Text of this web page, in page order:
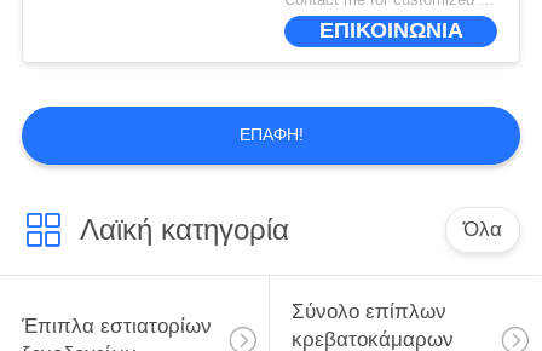
ΖΗΤΉΣΤΕ
ΜΙΑ
ΠΡΟΣΦΟΡΆ
SITEMAP
στυλ
ΕΠΙΚΟΙΝΩΝΙΑ
ΕΠΑΦΉ!
Λαϊκή κατηγορία Όλα
Έπιπλα εστιατορίων
Σύνολο επίπλων
κρεβατοκάμαρων